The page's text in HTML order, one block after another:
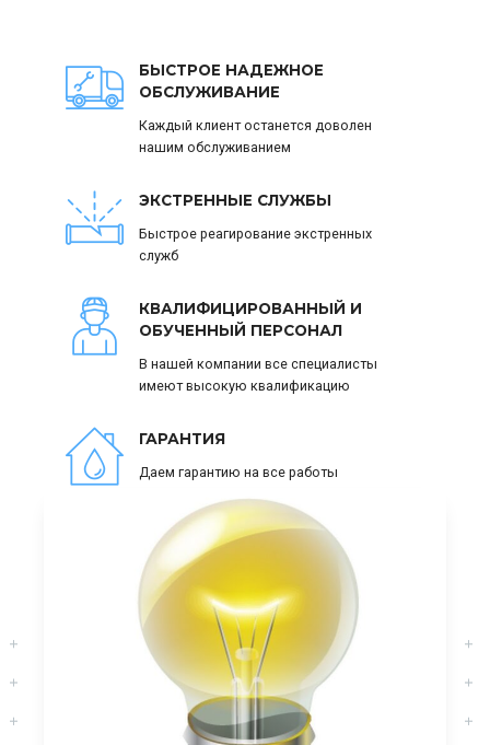
БЫСТРОЕ НАДЕЖНОЕ
ОБСЛУЖИВАНИЕ
Каждый клиент останется доволен
нашим обслуживанием
ЭКСТРЕННЫЕ СЛУЖБЫ
Быстрое реагирование экстренных
служб
КВАЛИФИЦИРОВАННЫЙ И
ОБУЧЕННЫЙ ПЕРСОНАЛ
В нашей компании все специалисты
имеют высокую квалификацию
ГАРАНТИЯ
Даем гарантию на все работы